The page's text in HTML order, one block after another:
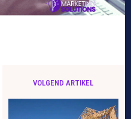
VOLGEND ARTIKEL